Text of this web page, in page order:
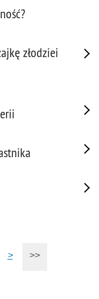
złodziei
> >>